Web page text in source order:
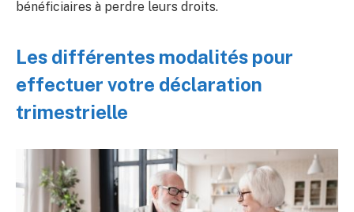
bénéficiaires à perdre leurs droits.
Les différentes modalités pour
effectuer votre déclaration
trimestrielle